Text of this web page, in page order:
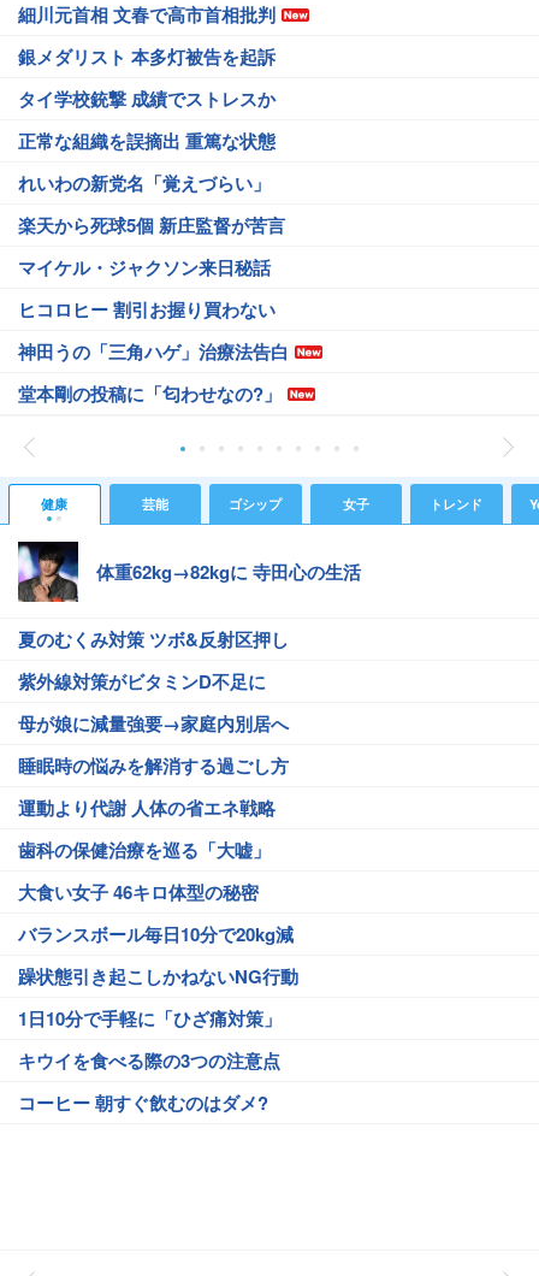
細川元首相 文春で高市首相批判
銀メダリスト 本多灯被告を起訴
タイ学校銃撃 成績でストレスか
正常な組織を誤摘出 重篤な状態
れいわの新党名「覚えづらい」
楽天から死球5個 新庄監督が苦言
マイケル・ジャクソン来日秘話
ヒコロヒー 割引お握り買わない
神田うの「三角ハゲ」治療法告白
堂本剛の投稿に「匂わせなの?」
健康 芸能 ゴシップ 女子 トレンド
体重62kg→82kgに 寺田心の生活
夏のむくみ対策 ツボ&反射区押し
紫外線対策がビタミンD不足に
母が娘に減量強要→家庭内別居へ
睡眠時の悩みを解消する過ごし方
運動より代謝 人体の省エネ戦略
歯科の保健治療を巡る「大嘘」
大食い女子 46キロ体型の秘密
バランスボール毎日10分で20kg減
躁状態引き起こしかねないNG行動
1日10分で手軽に「ひざ痛対策」
キウイを食べる際の3つの注意点
コーヒー 朝すぐ飲むのはダメ?